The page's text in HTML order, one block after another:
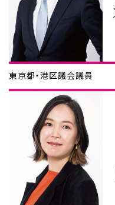
東京都・港区議会議員